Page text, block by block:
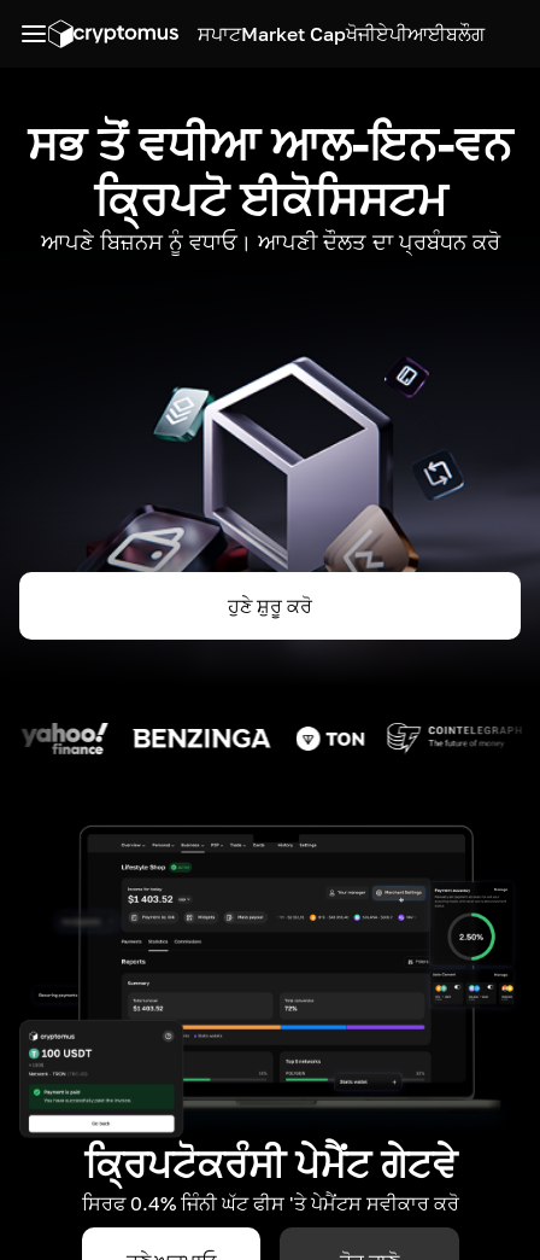
ਸਪਾਟMarket Capਖੋਜੀਏਪੀਆਈਬਲੌਗ
ਸਭ ਤੋਂ ਵਧੀਆ ਆਲ-ਇਨ-ਵਨ
ਕ੍ਰਿਪਟੋ ਈਕੋਸਿਸਟਮ
ਆਪਣੇ ਬਿਜ਼ਨਸ ਨੂੰ ਵਧਾਓ। ਆਪਣੀ ਦੌਲਤ ਦਾ ਪ੍ਰਬੰਧਨ ਕਰੋ
ਹੁਣੇ ਸ਼ੁਰੂ ਕਰੋ
ਕ੍ਰਿਪਟੋਕਰੰਸੀ ਪੇਮੈਂਟ ਗੇਟਵੇ
ਸਿਰਫ 0.4% ਜਿੰਨੀ ਘੱਟ ਫੀਸ 'ਤੇ ਪੇਮੈਂਟਸ ਸਵੀਕਾਰ ਕਰੋ